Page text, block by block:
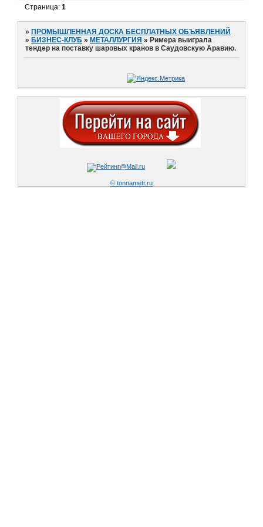
Страница:1
» ПРОМЫШЛЕННАЯ ДОСКА БЕСПЛАТНЫХ ОБЪЯВЛЕНИЙ
» БИЗНЕС-КЛУБ » МЕТАЛЛУРГИЯ » Римера выиграла
тендер на поставку шаровых кранов в Саудовскую Аравию.
© tonnametr.ru